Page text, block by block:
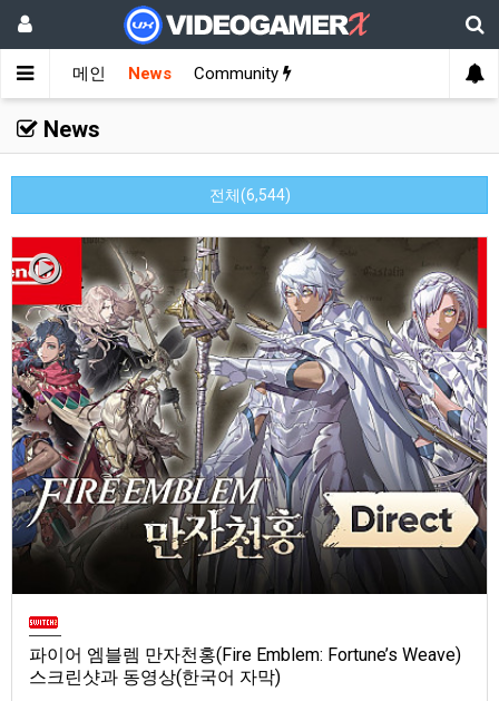
메인 News Community
News
전체(6,544)
파이어 엠블렘 만자천홍(Fire Emblem: Fortune’s Weave)
스크린샷과 동영상(한국어 자막)